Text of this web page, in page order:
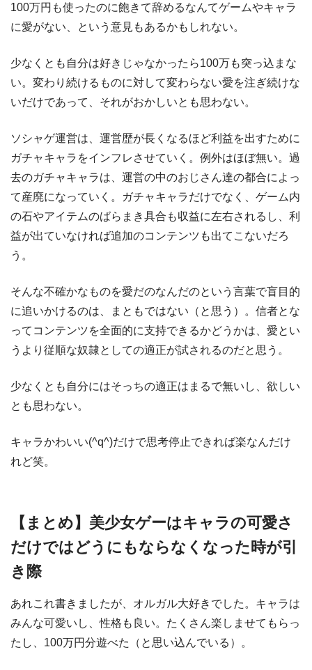
100万円も使ったのに飽きて辞めるなんてゲームやキャラ
に愛がない、という意見もあるかもしれない。
少なくとも自分は好きじゃなかったら100万も突っ込まな
い。変わり続けるものに対して変わらない愛を注ぎ続けな
いだけであって、それがおかしいとも思わない。
ソシャゲ運営は、運営歴が長くなるほど利益を出すために
ガチャキャラをインフレさせていく。例外はほぼ無い。過
去のガチャキャラは、運営の中のおじさん達の都合によっ
て産廃になっていく。ガチャキャラだけでなく、ゲーム内
の石やアイテムのばらまき具合も収益に左右されるし、利
益が出ていなければ追加のコンテンツも出てこないだろ
う。
そんな不確かなものを愛だのなんだのという言葉で盲目的
に追いかけるのは、まともではない（と思う）。信者とな
ってコンテンツを全面的に支持できるかどうかは、愛とい
うより従順な奴隷としての適正が試されるのだと思う。
少なくとも自分にはそっちの適正はまるで無いし、欲しい
とも思わない。
キャラかわいい(^q^)だけで思考停止できれば楽なんだけ
れど笑。
【まとめ】美少女ゲーはキャラの可愛さ
だけではどうにもならなくなった時が引
き際
あれこれ書きましたが、オルガル大好きでした。キャラは
みんな可愛いし、性格も良い。たくさん楽しませてもらっ
たし、100万円分遊べた（と思い込んでいる）。